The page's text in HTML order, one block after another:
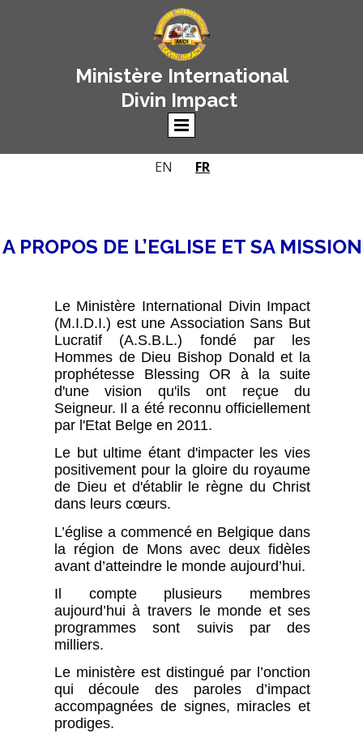
Ministère International
Divin Impact
EN FR
A PROPOS DE L’EGLISE ET SA MISSION
Le Ministère International Divin Impact
(M.I.D.I.) est une Association Sans But
Lucratif (A.S.B.L.) fondé par les
Hommes de Dieu Bishop Donald et la
prophétesse Blessing OR à la suite
d'une vision qu'ils ont reçue du
Seigneur. Il a été reconnu officiellement
par l'Etat Belge en 2011.
Le but ultime étant d'impacter les vies
positivement pour la gloire du royaume
de Dieu et d'établir le règne du Christ
dans leurs cœurs.
L’église a commencé en Belgique dans
la région de Mons avec deux fidèles
avant d’atteindre le monde aujourd’hui.
Il compte plusieurs membres
aujourd’hui à travers le monde et ses
programmes sont suivis par des
milliers.
Le ministère est distingué par l’onction
qui découle des paroles d’impact
accompagnées de signes, miracles et
prodiges.